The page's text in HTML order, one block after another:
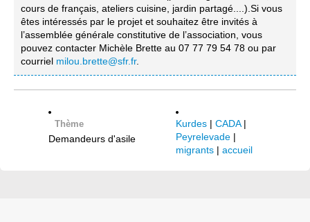
cours de français, ateliers cuisine, jardin partagé....).Si vous
êtes intéressés par le projet et souhaitez être invités à
l’assemblée générale constitutive de l’association, vous
pouvez contacter Michèle Brette au 07 77 79 54 78 ou par
courriel milou.brette@sfr.fr.
Thème
Demandeurs d'asile
Kurdes | CADA|
Peyrelevade |
migrants | accueil